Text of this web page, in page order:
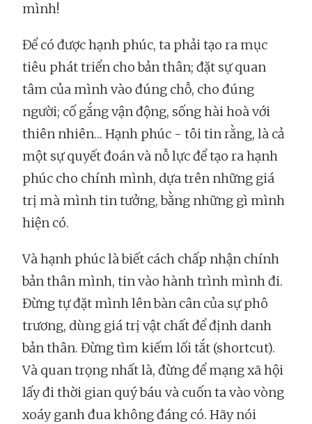
mình!
Để có được hạnh phúc, ta phải tạo ra mục
tiêu phát triển cho bản thân; đặt sự quan
tâm của mình vào đúng chỗ, cho đúng
người; cố gắng vận động, sống hài hoà với
thiên nhiên… Hạnh phúc - tôi tin rằng, là cả
một sự quyết đoán và nỗ lực để tạo ra hạnh
phúc cho chính mình, dựa trên những giá
trị mà mình tin tưởng, bằng những gì mình
hiện có.
Và hạnh phúc là biết cách chấp nhận chính
bản thân mình, tin vào hành trình mình đi.
Đừng tự đặt mình lên bàn cân của sự phô
trương, dùng giá trị vật chất để định danh
bản thân. Đừng tìm kiếm lối tắt (shortcut).
Và quan trọng nhất là, đừng để mạng xã hội
lấy đi thời gian quý báu và cuốn ta vào vòng
xoáy ganh đua không đáng có. Hãy nói